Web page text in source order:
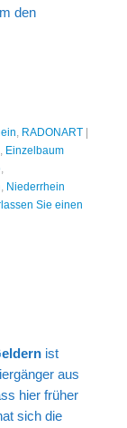
den
, RADONART
, Einzelbaum
,
, Niederrhein
Sie einen
ist
aus
hier früher
sich die